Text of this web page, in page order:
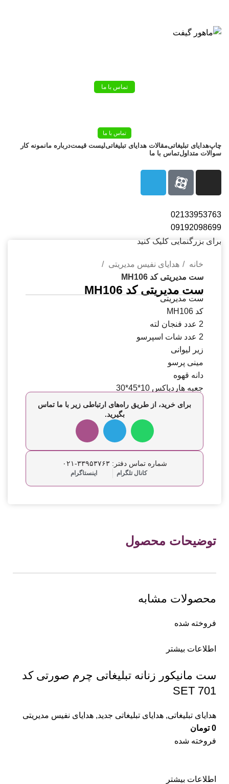
تماس با ما
تماس با ما
چاپهدایای تبلیغاتیمقالات هدایای تبلیغاتیلیست قیمتدرباره مانمونه کار
سوالات متداولتماس با ما
02133953763
09192098699
برای بزرگنمایی کلیک کنید
خانه
هدایای نفیس مدیریتی
ست مدیریتی کد MH106
ست مدیریتی کد MH106
ست مدیریتی
کد MH106
2 عدد فنجان لته
2 عدد شات اسپرسو
زیر لیوانی
مینی پرسو
دانه قهوه
جعبه هاردباکس 10*45*30
برای خرید، از طریق راه‌های ارتباطی زیر با ما تماس
بگیرید.
شماره تماس دفتر: ۳۳۹۵۳۷۶۳-۰۲۱
کانال تلگرام اینستاگرام
توضیحات محصول
محصولات مشابه
فروخته شده
اطلاعات بیشتر
ست مانیکور زنانه تبلیغاتی چرم صورتی کد
SET 701
هدایای تبلیغاتی, هدایای تبلیغاتی جدید, هدایای نفیس مدیریتی
0 تومان
فروخته شده
اطلاعات بیشتر